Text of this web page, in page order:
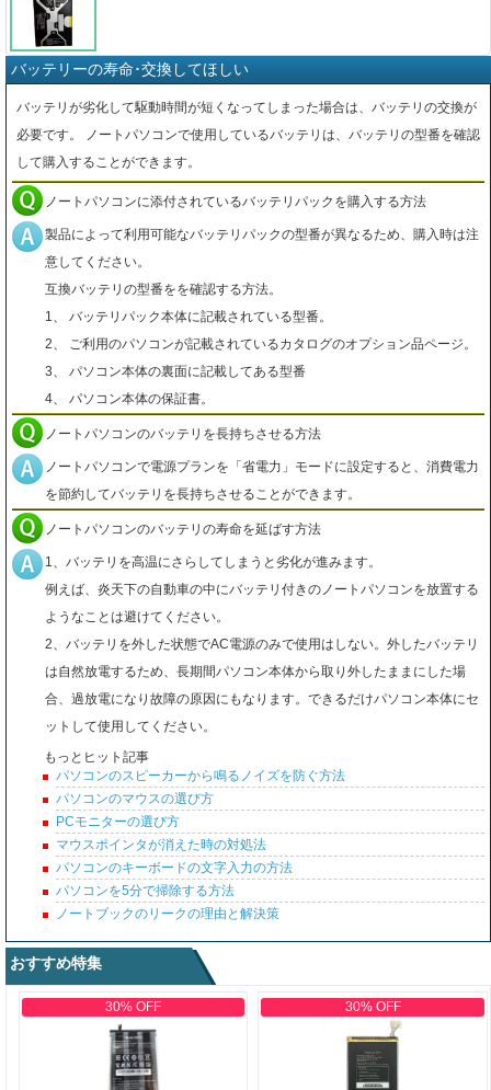
バッテリーの寿命･交換してほしい
バッテリが劣化して駆動時間が短くなってしまった場合は、バッテリの交換が
必要です。 ノートパソコンで使用しているバッテリは、バッテリの型番を確認
して購入することができます。
ノートパソコンに添付されているバッテリパックを購入する方法
製品によって利用可能なバッテリパックの型番が異なるため、購入時は注
意してください。
互換バッテリの型番をを確認する方法。
1、 バッテリパック本体に記載されている型番。
2、 ご利用のパソコンが記載されているカタログのオプション品ページ。
3、 パソコン本体の裏面に記載してある型番
4、 パソコン本体の保証書。
ノートパソコンのバッテリを長持ちさせる方法
ノートパソコンで電源プランを「省電力」モードに設定すると、消費電力
を節約してバッテリを長持ちさせることができます。
ノートパソコンのバッテリの寿命を延ばす方法
1、バッテリを高温にさらしてしまうと劣化が進みます。
例えば、炎天下の自動車の中にバッテリ付きのノートパソコンを放置する
ようなことは避けてください。
2、バッテリを外した状態でAC電源のみで使用はしない。外したバッテリ
は自然放電するため、長期間パソコン本体から取り外したままにした場
合、過放電になり故障の原因にもなります。できるだけパソコン本体にセ
ットして使用してください。
もっとヒット記事
パソコンのスピーカーから鳴るノイズを防ぐ方法
パソコンのマウスの選び方
PCモニターの選び方
マウスポインタが消えた時の対処法
パソコンのキーボードの文字入力の方法
パソコンを5分で掃除する方法
ノートブックのリークの理由と解決策
おすすめ特集
30% OFF 30% OFF